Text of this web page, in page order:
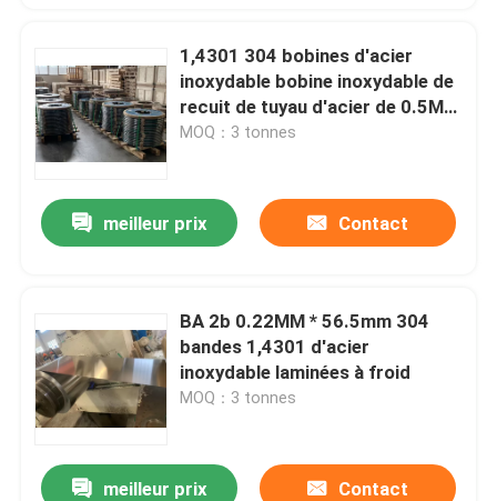
Produits
Vidéos
Au sujet de nous
1,4301 304 bobines d'acier
inoxydable bobine inoxydable de
recuit de tuyau d'acier de 0.5MM
x de 28.7mm
MOQ：3 tonnes
meilleur prix Contact
BA 2b 0.22MM * 56.5mm 304
bandes 1,4301 d'acier
inoxydable laminées à froid
MOQ：3 tonnes
meilleur prix Contact